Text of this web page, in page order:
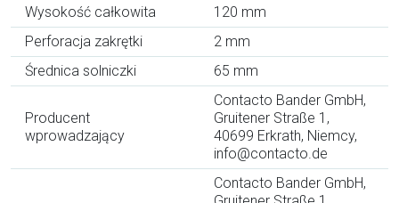
Wysokość całkowita
120 mm
Perforacja zakrętki
2 mm
Średnica solniczki
65 mm
Producent
wprowadzający
Contacto Bander GmbH,
Gruitener Straße 1,
40699 Erkrath, Niemcy,
info@contacto.de
Contacto Bander GmbH,